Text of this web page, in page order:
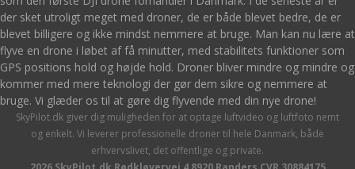
der sket utroligt meget med droner, de er både blevet bedre, de er
blevet billigere og ikke mindst nemmere at bruge. Man kan nu lære at
flyve en drone i løbet af få minutter, med stabilitets funktioner som
GPS positions hold og højde hold. Droner bliver mindre og mindre og
kommer med mere teknologi der gør dem sikre og nemmere at
bruge. Vi glæder os til at gøre dig flyvende med din nye drone!
SkyPilot.dk giver dig muligheden for at optage luftvideo og luftfoto nemt
og enkelt. Vi leverer professionelle droner til hele Danmark, både
erhvervslivet, det offentlige og private.